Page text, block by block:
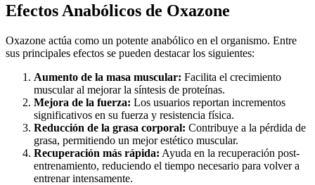
Efectos Anabólicos de Oxazone
Oxazone actúa como un potente anabólico en el organismo. Entre
sus principales efectos se pueden destacar los siguientes:
Aumento de la masa muscular: Facilita el crecimiento
muscular al mejorar la síntesis de proteínas.
Mejora de la fuerza: Los usuarios reportan incrementos
significativos en su fuerza y resistencia física.
Reducción de la grasa corporal: Contribuye a la pérdida de
grasa, permitiendo un mejor estético muscular.
Recuperación más rápida: Ayuda en la recuperación post-
entrenamiento, reduciendo el tiempo necesario para volver a
entrenar intensamente.